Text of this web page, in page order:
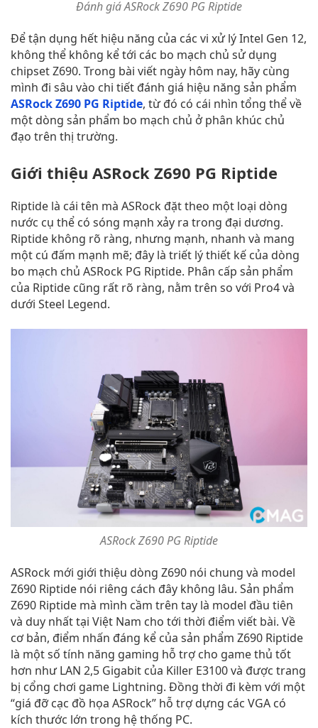
Đánh giá ASRock Z690 PG Riptide
Để tận dụng hết hiệu năng của các vi xử lý Intel Gen 12,
không thể không kể tới các bo mạch chủ sử dụng
chipset Z690. Trong bài viết ngày hôm nay, hãy cùng
mình đi sâu vào chi tiết đánh giá hiệu năng sản phẩm
ASRock Z690 PG Riptide, từ đó có cái nhìn tổng thể về
một dòng sản phẩm bo mạch chủ ở phân khúc chủ
đạo trên thị trường.
Giới thiệu ASRock Z690 PG Riptide
Riptide là cái tên mà ASRock đặt theo một loại dòng
nước cụ thể có sóng mạnh xảy ra trong đại dương.
Riptide không rõ ràng, nhưng mạnh, nhanh và mang
một cú đấm mạnh mẽ; đây là triết lý thiết kế của dòng
bo mạch chủ ASRock PG Riptide. Phân cấp sản phẩm
của Riptide cũng rất rõ ràng, nằm trên so với Pro4 và
dưới Steel Legend.
ASRock Z690 PG Riptide
ASRock mới giới thiệu dòng Z690 nói chung và model
Z690 Riptide nói riêng cách đây không lâu. Sản phẩm
Z690 Riptide mà mình cầm trên tay là model đầu tiên
và duy nhất tại Việt Nam cho tới thời điểm viết bài. Về
cơ bản, điểm nhấn đáng kể của sản phẩm Z690 Riptide
là một số tính năng gaming hỗ trợ cho game thủ tốt
hơn như LAN 2,5 Gigabit của Killer E3100 và được trang
bị cổng chơi game Lightning. Đồng thời đi kèm với một
“giá đỡ cạc đồ họa ASRock” hỗ trợ dựng các VGA có
kích thước lớn trong hệ thống PC.